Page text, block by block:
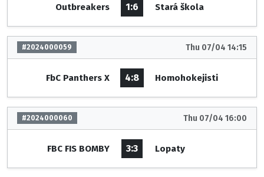
Outbreakers 1:6 Stará škola
#2024000059 Thu 07/04 14:15
FbC Panthers X 4:8 Homohokejisti
#2024000060 Thu 07/04 16:00
FBC FIS BOMBY 3:3 Lopaty